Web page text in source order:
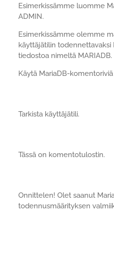
Esimerkissämme luomme
ADMIN.
Esimerkissämme olemme
käyttäjätilin todennettavaksi
tiedostoa nimeltä MARIADB.
Käytä MariaDB-
Tarkista käyttäjätili.
Tässä on komentotulostin.
Onnittelen! Olet saanut
todennusmäärityksen